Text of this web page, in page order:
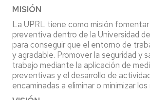
MISIÓN
La UPRL tiene como misión
preventiva dentro de la Universidad
para conseguir que el entorno de
y agradable. Promover la seguridad y
trabajo mediante la aplicación de
preventivas y el desarrollo de
encaminadas a eliminar o minimizar los